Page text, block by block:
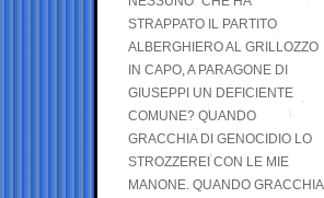
STRAPPATO IL PARTITO
ALBERGHIERO AL GRILLOZZO
IN CAPO, A PARAGONE DI
GIUSEPPI UN DEFICIENTE
COMUNE? QUANDO
GRACCHIA DI GENOCIDIO LO
STROZZEREI CON LE MIE
MANONE. QUANDO GRACCHIA